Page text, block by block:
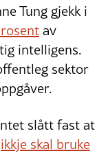
Tung gjekk i
av
intelligens.
sektor
slått fast at
ikkje skal bruke